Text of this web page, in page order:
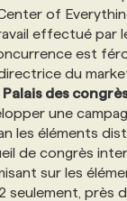
AVEC NOUS
NOS
DE
NOUS
of
effectué par
est
directrice du
Palais des
une
les éléments
de congrès
sur les
seulement, près